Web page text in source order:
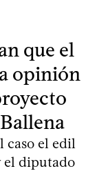
que el
opinión
caso el edil
el diputado